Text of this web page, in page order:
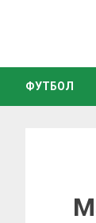
ФУТБОЛ